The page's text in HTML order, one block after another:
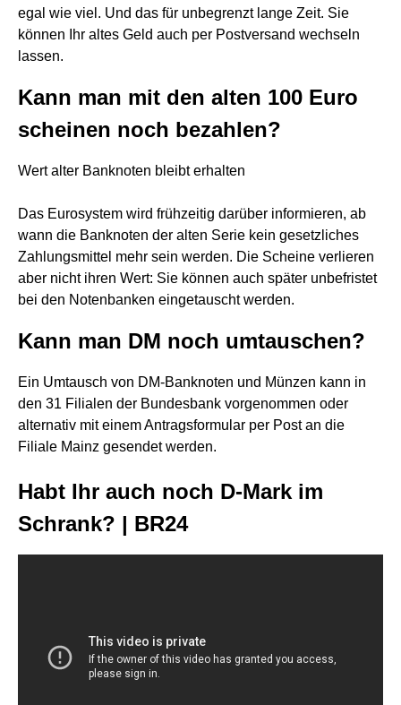
egal wie viel. Und das für unbegrenzt lange Zeit. Sie
können Ihr altes Geld auch per Postversand wechseln
lassen.
Kann man mit den alten 100 Euro
scheinen noch bezahlen?
Wert alter Banknoten bleibt erhalten
Das Eurosystem wird frühzeitig darüber informieren, ab
wann die Banknoten der alten Serie kein gesetzliches
Zahlungsmittel mehr sein werden. Die Scheine verlieren
aber nicht ihren Wert: Sie können auch später unbefristet
bei den Notenbanken eingetauscht werden.
Kann man DM noch umtauschen?
Ein Umtausch von DM-Banknoten und Münzen kann in
den 31 Filialen der Bundesbank vorgenommen oder
alternativ mit einem Antragsformular per Post an die
Filiale Mainz gesendet werden.
Habt Ihr auch noch D-Mark im
Schrank? | BR24